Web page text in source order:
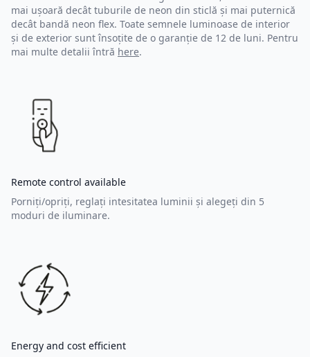
mai ușoară decât tuburile de neon din sticlă și mai puternică
decât bandă neon flex. Toate semnele luminoase de interior
și de exterior sunt însoțite de o garanție de 12 de luni. Pentru
mai multe detalii întră here.
Remote control available
Porniți/opriți, reglați intesitatea luminii și alegeți din 5
moduri de iluminare.
Energy and cost efficient